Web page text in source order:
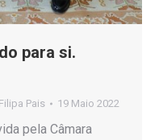
para si.
Filipa Pais 19 Maio 2022
pela Câmara